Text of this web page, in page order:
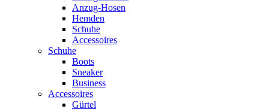
Anzug-Hosen
Hemden
Schuhe
Accessoires
Schuhe
Boots
Sneaker
Business
Accessoires
Gürtel